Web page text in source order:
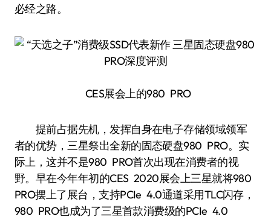
必经之路。
CES展会上的980 PRO
提前占据先机，发挥自身在电子存储领域领军
者的优势，三星祭出全新的固态硬盘980 PRO。实
际上，这并不是980 PRO首次出现在消费者的视
野。早在今年年初的CES 2020展会上三星就将980
PRO摆上了展台，支持PCIe 4.0通道采用TLC闪存，
980 PRO也成为了三星首款消费级的PCIe 4.0